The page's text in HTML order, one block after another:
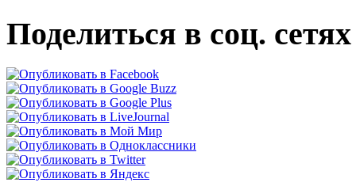
Поделиться в соц. сетях